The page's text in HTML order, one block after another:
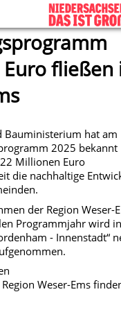
fließen
Bauministerium hat am
2025 bekannt
Millionen Euro
die nachhaltige
der Region Weser-
Programmjahr wird
- Innenstadt“
Weser-Ems